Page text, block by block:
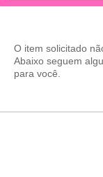
O item solicitado
Abaixo seguem
para você.